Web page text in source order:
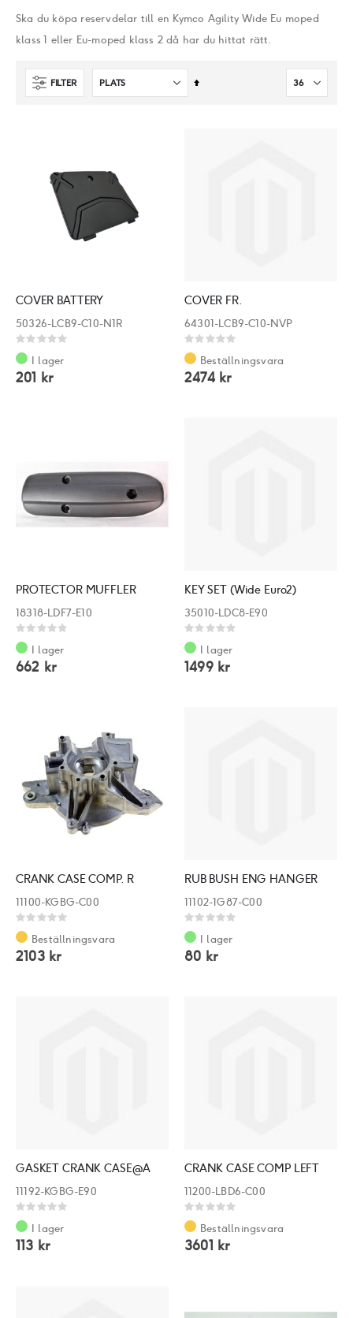
Ska du köpa reservdelar till en Kymco Agility Wide Eu moped
klass 1 eller Eu-moped klass 2 då har du hittat rätt.
FILTER
Sätt
COVER BATTERY
50326-LCB9-C10-N1R
Rating:
0%
I lager
201 kr
COVER FR.
64301-LCB9-C10-NVP
Rating:
0%
Beställningsvara
2474 kr
PROTECTOR MUFFLER
18318-LDF7-E10
Rating:
0%
I lager
662 kr
KEY SET (Wide Euro2)
35010-LDC8-E90
Rating:
0%
I lager
1499 kr
CRANK CASE COMP. R
11100-KGBG-C00
Rating:
0%
Beställningsvara
2103 kr
RUB BUSH ENG HANGER
11102-1G87-C00
Rating:
0%
I lager
80 kr
GASKET CRANK CASE@A
11192-KGBG-E90
Rating:
0%
I lager
113 kr
CRANK CASE COMP LEFT
11200-LBD6-C00
Rating:
0%
Beställningsvara
3601 kr